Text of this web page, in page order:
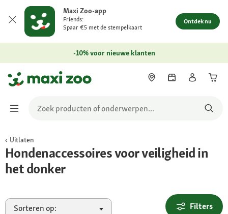
Maxi Zoo-app
Friends:
Spaar €5 met de stempelkaart
Ontdek nu
-10% voor nieuwe klanten
Uitlaten
Hondenaccessoires voor veiligheid in
het donker
Sorteren op: Filters